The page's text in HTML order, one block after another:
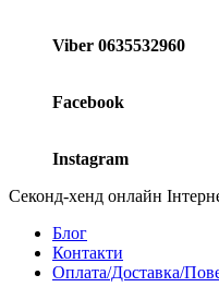
Viber 0635532960
Facebook
Instagram
Секонд-хенд онлайн
Блог
Контакти
Оплата/Доставка/